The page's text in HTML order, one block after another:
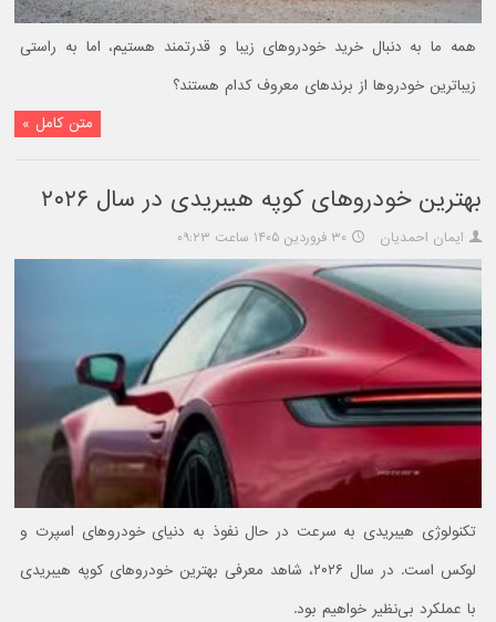
همه ما به دنبال خرید خودروهای زیبا و قدرتمند هستیم، اما به راستی
زیباترین خودروها از برندهای معروف کدام هستند؟
متن کامل »
بهترین خودروهای کوپه هیبریدی در سال ۲۰۲۶
ایمان احمدیان ۳۰ فروردین ۱۴۰۵ ساعت ۰۹:۲۳
تکنولوژی هیبریدی به سرعت در حال نفوذ به دنیای خودروهای اسپرت و
لوکس است. در سال ۲۰۲۶، شاهد معرفی بهترین خودروهای کوپه هیبریدی
با عملکرد بی‌نظیر خواهیم بود.